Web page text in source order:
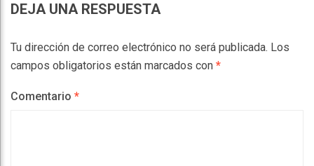
DEJA UNA RESPUESTA
Tu dirección de correo electrónico no será publicada. Los
campos obligatorios están marcados con *
Comentario *